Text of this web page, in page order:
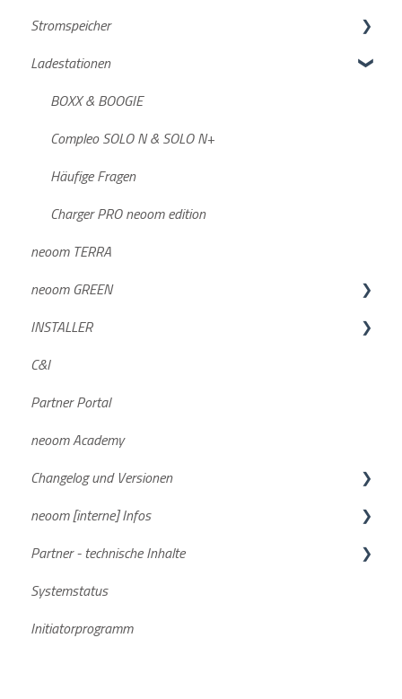
Deine Anmeldung beim neoom KLUUB
neoom KLUUB im laufenden Betrieb
Weiterführende Informationen
Neuigkeiten und wichtige Infos
Funktionsbeschreibungen
Konfigurationsanleitungen
Preismodell
BEAAM
Sustainability
Häufige Fragen
Datenaufzeichnung
Stromspeicher
KJUUBE NEA / Solax
Batterien
Wechselrichter
BLOKK
Häufige Fragen
Dokumente/Unterlagen
NEEO
STAAK und STAAK Eco
Allgemein
Smartmeter
Ladestationen
BOXX & BOOGIE
Compleo SOLO N & SOLO N+
Häufige Fragen
Charger PRO neoom edition
neoom TERRA
neoom GREEN
GREEN DE
GREEN AT
INSTALLER
Geräteintegration
C&I
Partner Portal
neoom Academy
Changelog und Versionen
BEAAM Software
neoom App
Aktuelle Software Versionen
neoom [interne] Infos
FAQs
Partner - technische Inhalte
Stromspeicher
Systemstatus
Initiatorprogramm